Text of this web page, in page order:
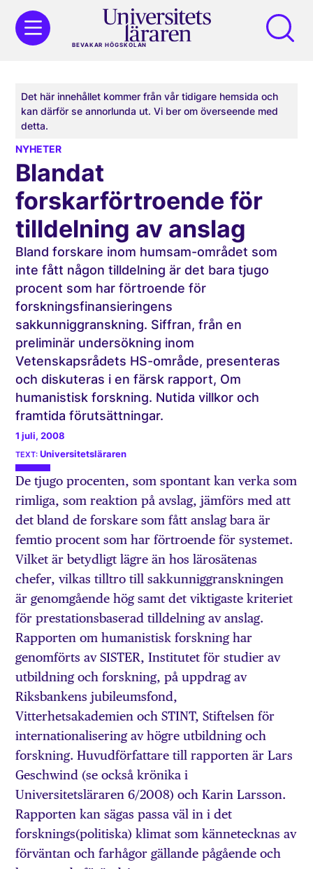
BEVAKAR HÖGSKOLAN
Det här innehållet kommer från vår tidigare hemsida och
kan därför se annorlunda ut. Vi ber om överseende med
detta.
NYHETER
Blandat
forskarförtroende för
tilldelning av anslag
Bland forskare inom humsam-området som
inte fått någon tilldelning är det bara tjugo
procent som har förtroende för
forskningsfinansieringens
sakkunniggranskning. Siffran, från en
preliminär undersökning inom
Vetenskapsrådets HS-område, presenteras
och diskuteras i en färsk rapport, Om
humanistisk forskning. Nutida villkor och
framtida förutsättningar.
1 juli, 2008
Universitetsläraren
De tjugo procenten, som spontant kan verka som
rimliga, som reaktion på avslag, jämförs med att
det bland de forskare som fått anslag bara är
femtio procent som har förtroende för systemet.
Vilket är betydligt lägre än hos lärosätenas
chefer, vilkas tilltro till sakkunniggranskningen
är genomgående hög samt det viktigaste kriteriet
för prestationsbaserad tilldelning av anslag.
Rapporten om humanistisk forskning har
genomförts av SISTER, Institutet för studier av
utbildning och forskning, på uppdrag av
Riksbankens jubileumsfond,
Vitterhetsakademien och STINT, Stiftelsen för
internationalisering av högre utbildning och
forskning. Huvudförfattare till rapporten är Lars
Geschwind (se också krönika i
Universitetsläraren 6/2008) och Karin Larsson.
Rapporten kan sägas passa väl in i det
forsknings(politiska) klimat som kännetecknas av
förväntan och farhågor gällande pågående och